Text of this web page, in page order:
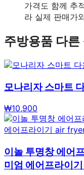
가격도 함께 추
라 실제 판매가
주방용품 다른
모나리자 스마트
₩10,900
이놀 투명창 에어
미엄 에어프라이